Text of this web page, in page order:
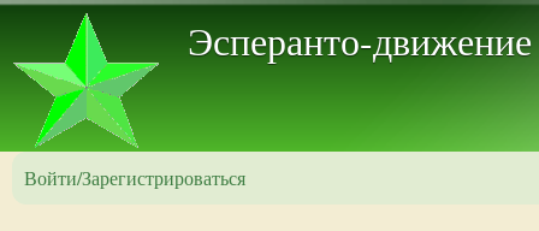
Эсперанто-
Войти/Зарегистрироваться